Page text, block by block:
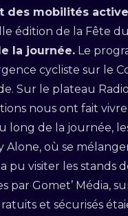
des mobilités
édition de la Fête
la journée. Le
cycliste sur le
Sur le plateau
nous ont fait
long de la journée,
Alone, où se
pu visiter les stands
par Gomet’ Média,
et sécurisés